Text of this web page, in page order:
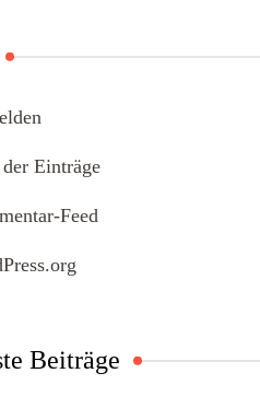
der Einträge
Feed
Beiträge